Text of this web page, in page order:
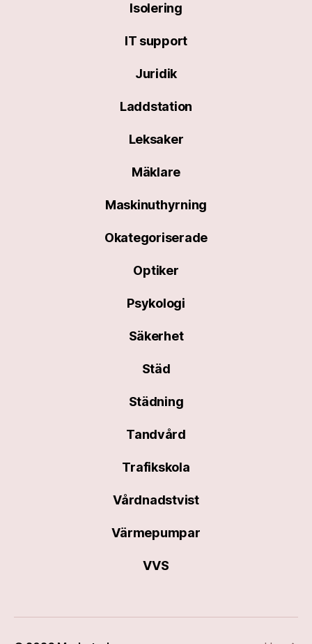
Isolering
IT support
Juridik
Laddstation
Leksaker
Mäklare
Maskinuthyrning
Okategoriserade
Optiker
Psykologi
Säkerhet
Städ
Städning
Tandvård
Trafikskola
Vårdnadstvist
Värmepumpar
VVS